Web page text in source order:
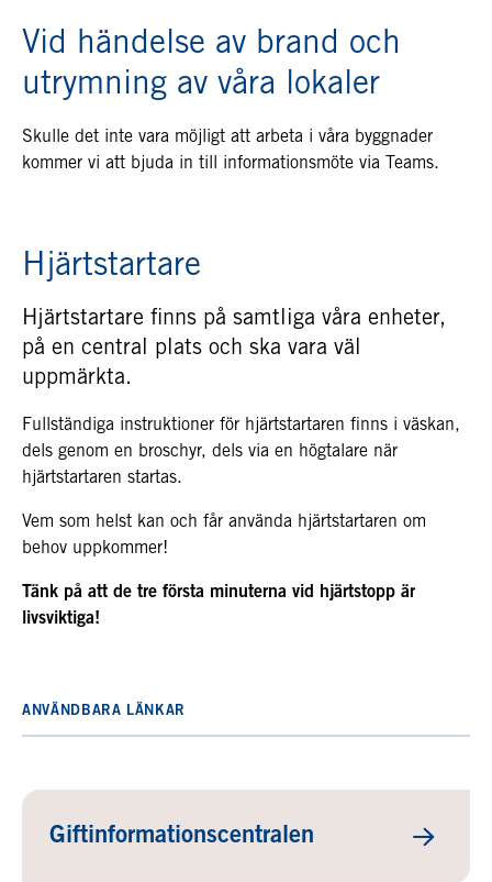
Vid händelse av brand och
utrymning av våra lokaler
Skulle det inte vara möjligt att arbeta i våra byggnader
kommer vi att bjuda in till informationsmöte via Teams.
Hjärtstartare
Hjärtstartare finns på samtliga våra enheter,
på en central plats och ska vara väl
uppmärkta.
Fullständiga instruktioner för hjärtstartaren finns i väskan,
dels genom en broschyr, dels via en högtalare när
hjärtstartaren startas.
Vem som helst kan och får använda hjärtstartaren om
behov uppkommer!
Tänk på att de tre första minuterna vid hjärtstopp är
livsviktiga!
ANVÄNDBARA LÄNKAR
Giftinformationscentralen